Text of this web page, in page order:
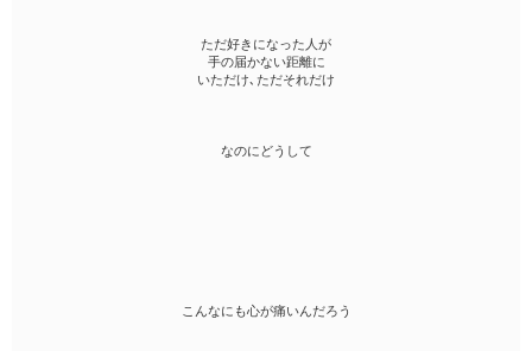
ただ好きになった人が
手の届かない距離に
いただけ､ただそれだけ
なのにどうして
こんなにも心が痛いんだろう